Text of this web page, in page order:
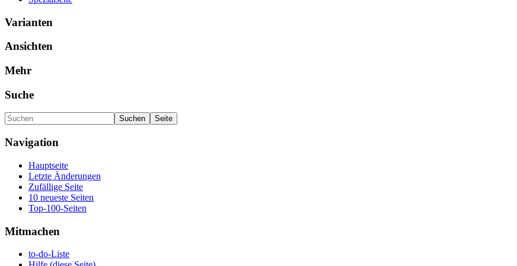
Varianten
Ansichten
Mehr
Suche
Navigation
Hauptseite
Letzte Änderungen
Zufällige Seite
10 neueste Seiten
Top-100-Seiten
Mitmachen
to-do-Liste